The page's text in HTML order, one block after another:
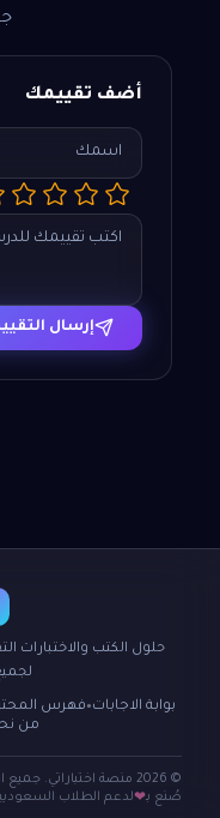
أضف تقييمك
إرسال
حلول الكتب
بوابة الاجابات ● فهرس
من
© 2026 منصة اختباراتي. جميع الحقوق محفوظة.
صُنع بـ❤لدعم الطلاب